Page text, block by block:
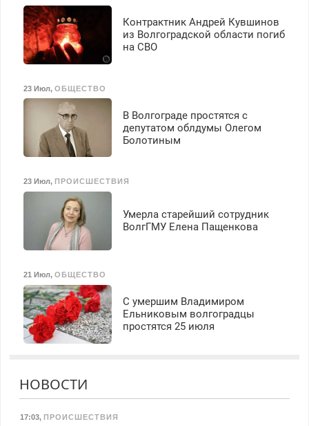
Контрактник Андрей Кувшинов
из Волгоградской области погиб
на СВО
23 Июл, ОБЩЕСТВО
В Волгограде простятся с
депутатом облдумы Олегом
Болотиным
23 Июл, ПРОИСШЕСТВИЯ
Умерла старейший сотрудник
ВолгГМУ Елена Пащенкова
21 Июл, ОБЩЕСТВО
С умершим Владимиром
Ельниковым волгоградцы
простятся 25 июля
НОВОСТИ
17:03, ПРОИСШЕСТВИЯ